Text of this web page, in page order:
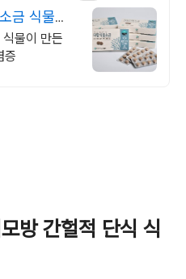
금 식물이
물이 만든
증
방 간헐적 단식 식